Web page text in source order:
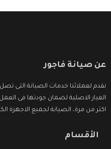
عن صيانة فاجور
نقدم لعملائنا خدمات الصيانة التى
الغيار الاصلية لضمان جودتها فى
اكثر من مرة، الصيانة لجميع الاجهزة
الأقسام